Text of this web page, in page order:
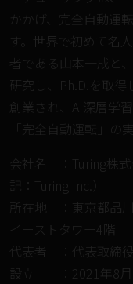
かかげ、完全⾃動運
す。世界で初めて名
者である⼭本⼀成と
研究し、Ph.D.を取
創業され、AI深層学
「完全自動運転」の
会社名 ：Turing株
記：Turing Inc.）
所在地 ：東京都品
イーストタワー4階
代表者 ：代表取締
設⽴ ：2021年8⽉